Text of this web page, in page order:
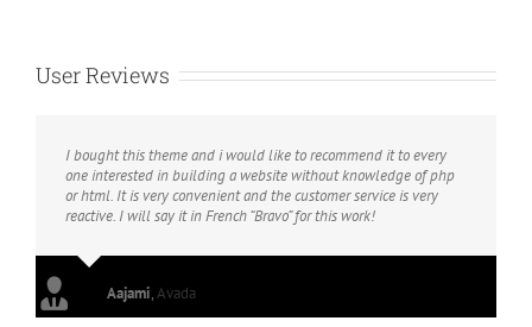
患
☆
は
User Reviews
I bought this theme and i would like to recommend it to every
one interested in building a website without knowledge of php
or html. It is very convenient and the customer service is very
reactive. I will say it in French “Bravo” for this work!
Aajami,Avada